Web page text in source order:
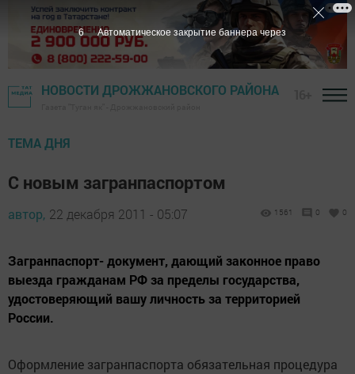
НОВОСТИ ДРОЖЖАНОВСКОГО РАЙОНА
ТЕМА ДНЯ
С новым загранпаспортом
автор, 22 декабря 2011 - 05:07 1561 0 0
Загранпаспорт- документ, дающий законное право
выезда гражданам РФ за пределы государства,
удостоверяющий вашу личность за территорией
России.
Оформление загранпаспорта обязательная процедура
5 Автоматическое закрытие баннера через